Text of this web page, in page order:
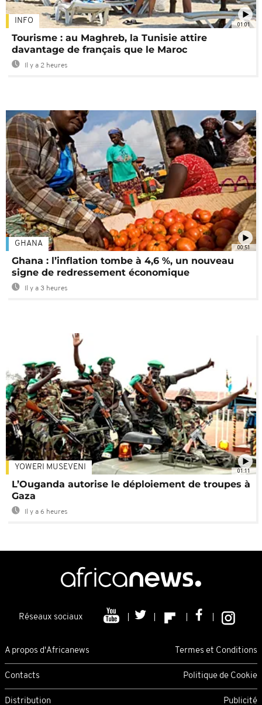
01:01
INFO
Tourisme : au Maghreb, la Tunisie attire
davantage de français que le Maroc
Il y a 2 heures
00:51
GHANA
Ghana : l’inflation tombe à 4,6 %, un nouveau
signe de redressement économique
Il y a 3 heures
01:11
YOWERI MUSEVENI
L’Ouganda autorise le déploiement de troupes à
Gaza
Il y a 6 heures
Réseaux sociaux
A propos d'Africanews Termes et Conditions
Contacts Politique de Cookie
Distribution Publicité